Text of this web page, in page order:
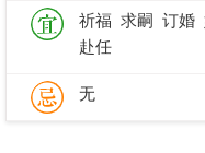
祈福 求嗣 订婚
赴任
无